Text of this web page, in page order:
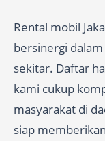
Rental mobil
bersinergi
sekitar. Daftar
kami cukup
masyarakat di
siap